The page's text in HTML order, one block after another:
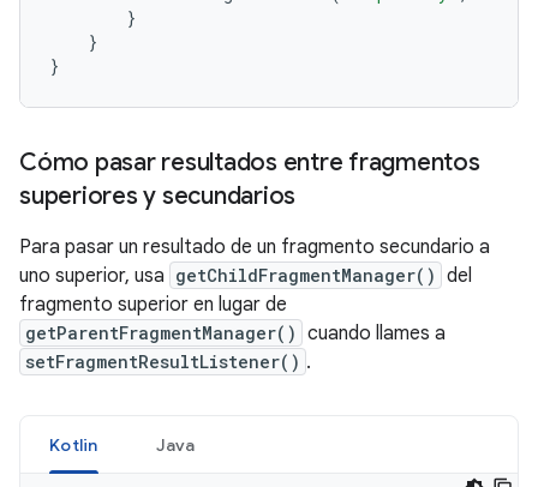
}
}
}
Cómo pasar resultados entre fragmentos
superiores y secundarios
Para pasar un resultado de un fragmento secundario a
uno superior, usa getChildFragmentManager() del
fragmento superior en lugar de
getParentFragmentManager() cuando llames a
setFragmentResultListener() .
Kotlin Java